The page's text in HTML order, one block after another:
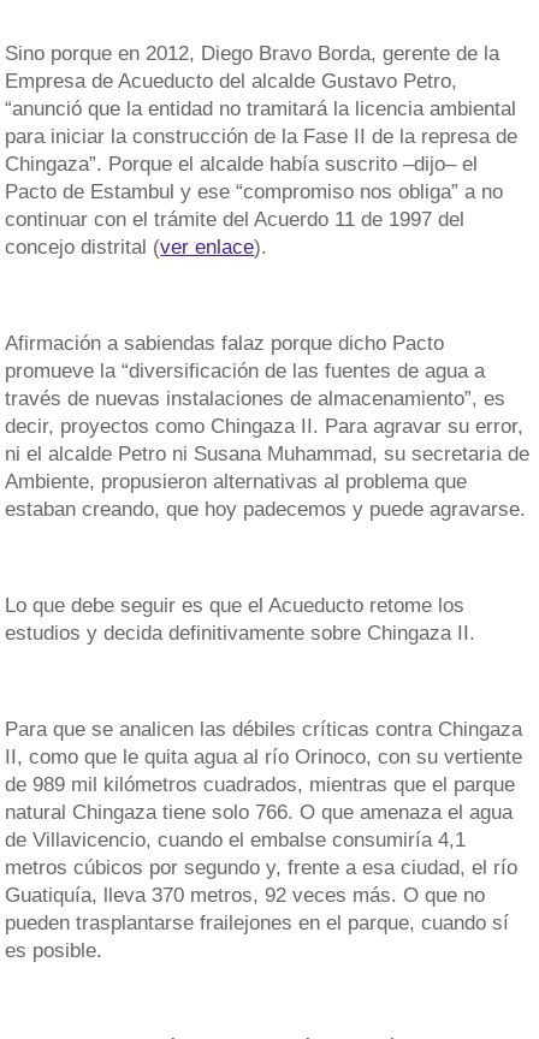
Sino porque en 2012, Diego Bravo Borda, gerente de la
Empresa de Acueducto del alcalde Gustavo Petro,
“anunció que la entidad no tramitará la licencia ambiental
para iniciar la construcción de la Fase II de la represa de
Chingaza”. Porque el alcalde había suscrito –dijo– el
Pacto de Estambul y ese “compromiso nos obliga” a no
continuar con el trámite del Acuerdo 11 de 1997 del
concejo distrital (ver enlace).
Afirmación a sabiendas falaz porque dicho Pacto
promueve la “diversificación de las fuentes de agua a
través de nuevas instalaciones de almacenamiento”, es
decir, proyectos como Chingaza II. Para agravar su error,
ni el alcalde Petro ni Susana Muhammad, su secretaria de
Ambiente, propusieron alternativas al problema que
estaban creando, que hoy padecemos y puede agravarse.
Lo que debe seguir es que el Acueducto retome los
estudios y decida definitivamente sobre Chingaza II.
Para que se analicen las débiles críticas contra Chingaza
II, como que le quita agua al río Orinoco, con su vertiente
de 989 mil kilómetros cuadrados, mientras que el parque
natural Chingaza tiene solo 766. O que amenaza el agua
de Villavicencio, cuando el embalse consumiría 4,1
metros cúbicos por segundo y, frente a esa ciudad, el río
Guatiquía, lleva 370 metros, 92 veces más. O que no
pueden trasplantarse frailejones en el parque, cuando sí
es posible.